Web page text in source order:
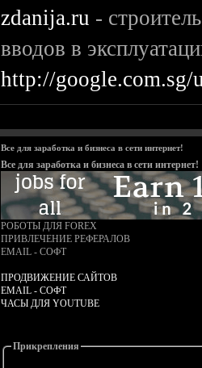
zdanija.ru -
вводов в
http://
Все для заработка и бизнеса в сети интернет!
Все для заработка и бизнеса в сети интернет!
РОБОТЫ ДЛЯ FOREX
ПРИВЛЕЧЕНИЕ РЕФЕРАЛОВ
EMAIL - СОФТ
ПРОДВИЖЕНИЕ САЙТОВ
EMAIL - СОФТ
ЧАСЫ ДЛЯ YOUTUBE
Прикрепления